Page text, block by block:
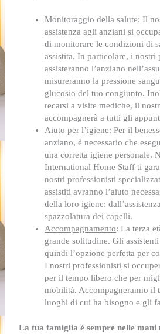
Monitoraggio della salute: Il
assistenza agli anzianisi
di monitorare le condizioni di
assistita. In particolare, i nostri
assisteranno l’anziano
misureranno la pressione
glucosio del tuo congiunto.
recarsi a visite mediche, il
accompagnerà a tutti gli
Aiuto per l’igiene: Per il
anziano, è necessario che
una corretta igiene personale.
International Home Staff ti
nostri professionisti
assistiti avranno l’aiuto
della loro igiene:
spazzolatura dei capelli.
Accompagnamento: La terza
grande solitudine. Gli
quindi l’opzione perfetta per
I nostri professionisti si
per il tempo libero che per
mobilità. Accompagneranno il
luoghi di cui ha bisogno e gli
La tua famiglia è sempre nelle